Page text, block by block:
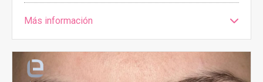
Más información